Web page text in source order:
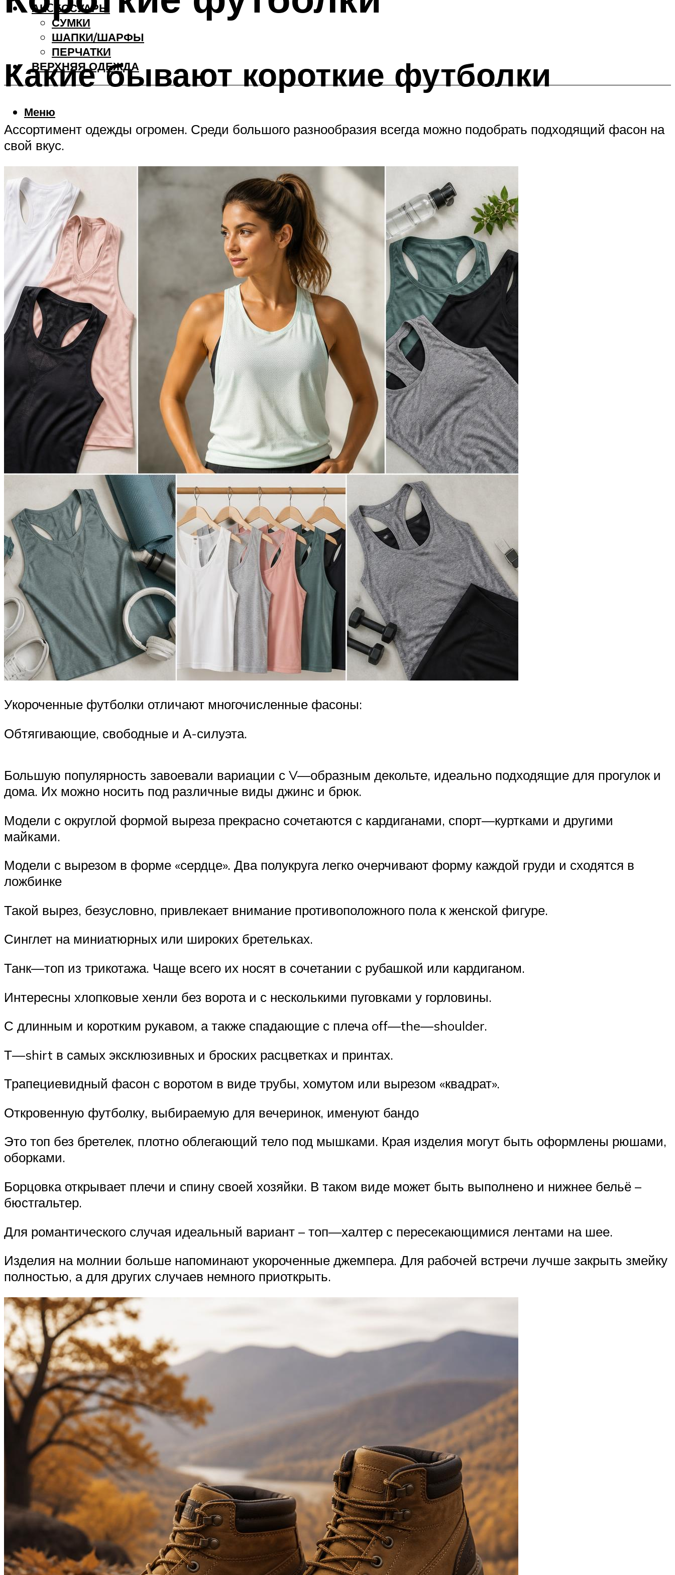
АКCЕССУАРЫ
СУМКИ
ШАПКИ/ШАРФЫ
ПЕРЧАТКИ
ВЕРХНЯЯ ОДЕЖДА
Меню
Какие бывают короткие футболки
Ассортимент одежды огромен. Среди большого разнообразия всегда можно подобрать подходящий фасон на
свой вкус.
Укороченные футболки отличают многочисленные фасоны:
Обтягивающие, свободные и А-силуэта.
Большую популярность завоевали вариации с V—образным декольте, идеально подходящие для прогулок и
дома. Их можно носить под различные виды джинс и брюк.
Модели с округлой формой выреза прекрасно сочетаются с кардиганами, спорт—куртками и другими
майками.
Модели с вырезом в форме «сердце». Два полукруга легко очерчивают форму каждой груди и сходятся в
ложбинке
Такой вырез, безусловно, привлекает внимание противоположного пола к женской фигуре.
Синглет на миниатюрных или широких бретельках.
Танк—топ из трикотажа. Чаще всего их носят в сочетании с рубашкой или кардиганом.
Интересны хлопковые хенли без ворота и с несколькими пуговками у горловины.
С длинным и коротким рукавом, а также спадающие с плеча off—the—shoulder.
Т—shirt в самых эксклюзивных и броских расцветках и принтах.
Трапециевидный фасон с воротом в виде трубы, хомутом или вырезом «квадрат».
Откровенную футболку, выбираемую для вечеринок, именуют бандо
Это топ без бретелек, плотно облегающий тело под мышками. Края изделия могут быть оформлены рюшами,
оборками.
Борцовка открывает плечи и спину своей хозяйки. В таком виде может быть выполнено и нижнее бельё –
бюстгальтер.
Для романтического случая идеальный вариант – топ—халтер с пересекающимися лентами на шее.
Изделия на молнии больше напоминают укороченные джемпера. Для рабочей встречи лучше закрыть змейку
полностью, а для других случаев немного приоткрыть.